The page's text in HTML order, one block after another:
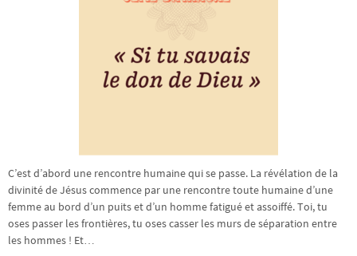
C’est d’abord une rencontre humaine qui se passe. La révélation de la
divinité de Jésus commence par une rencontre toute humaine d’une
femme au bord d’un puits et d’un homme fatigué et assoiffé. Toi, tu
oses passer les frontières, tu oses casser les murs de séparation entre
les hommes ! Et…